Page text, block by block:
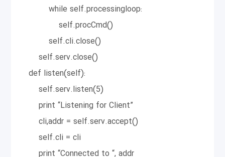
while self.processingloop:
self.procCmd()
self.cli.close()
self.serv.close()
def listen(self):
self.serv.listen(5)
print “Listening for Client”
cli,addr = self.serv.accept()
self.cli = cli
print “Connected to “, addr